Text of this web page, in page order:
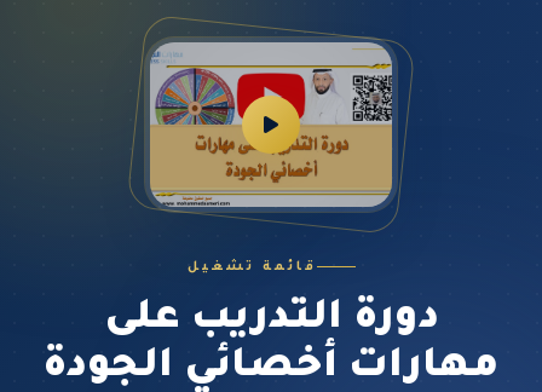
قائمة تشغيل
دورة التدريب على
مهارات أخصائي الجودة